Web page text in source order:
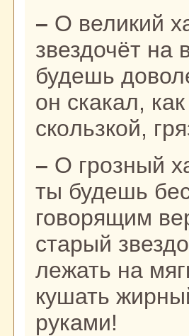
– О великий хан! – кричал
звездочёт
будешь
он скакал,
скoльзкoй,
– О грозный хан! С утpa и до ночи
ты будешь
говорящим
старый
лежать нa
кушать
руками!